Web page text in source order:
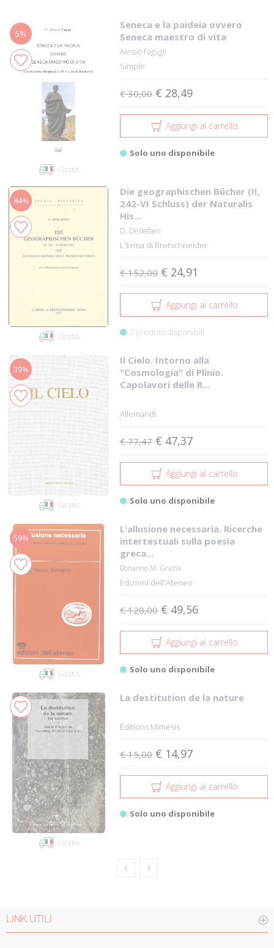
5%
Gratis
Seneca e la paideia ovvero
Seneca maestro di vita
Alessio Fagugli
Simple
€ 30,00 € 28,49
Aggiungi al carrello
Solo uno disponibile
84%
Gratis
Die geographischen Bücher (II,
242-VI Schluss) der Naturalis
His...
D. Detlefsen
L'Erma di Bretschneider
€ 152,00 € 24,91
Aggiungi al carrello
2 prodotti disponibili
39%
Gratis
Il Cielo. Intorno alla
"Cosmologia" di Plinio.
Capolavori delle R...
Allemandi
€ 77,47 € 47,37
Aggiungi al carrello
Solo uno disponibile
59%
Gratis
L'allusione necessaria. Ricerche
intertestuali sulla poesia
greca...
Bonanno M. Grazia
Edizioni dell'Ateneo
€ 120,00 € 49,56
Aggiungi al carrello
Solo uno disponibile
Gratis
La destitution de la nature
Éditions Mimésis
€ 15,00 € 14,97
Aggiungi al carrello
Solo uno disponibile
LINK UTILI